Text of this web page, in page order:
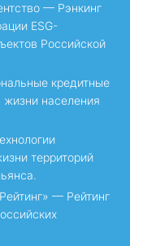
— Рэнкинг
ESG-
Российской
кредитные
жизни населения
территорий
— Рейтинг